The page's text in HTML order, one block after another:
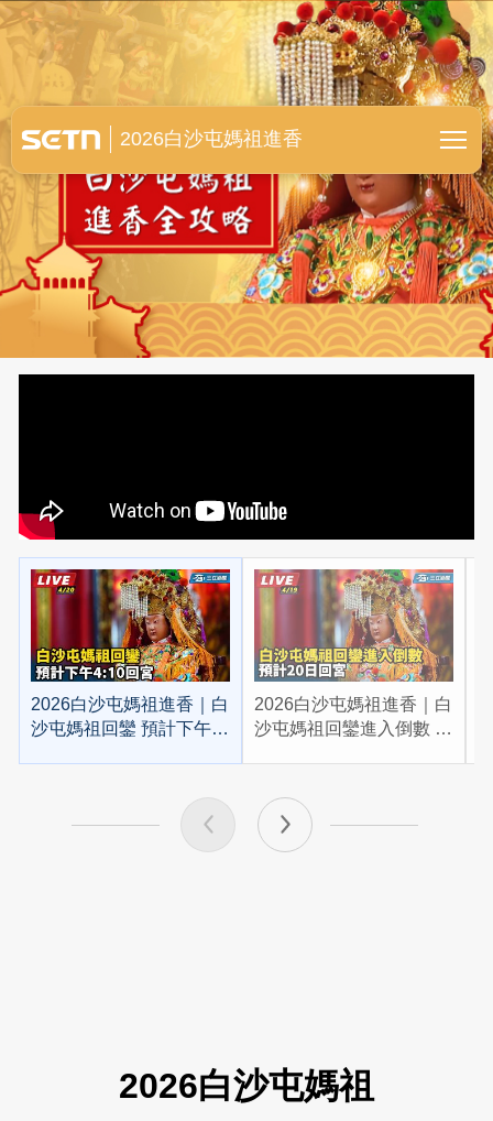
白沙屯媽祖進香全紀錄
2026白沙屯媽祖進香
2026白沙屯媽祖進香｜白
沙屯媽祖回鑾 預計下午
2026白沙屯媽祖進香｜白
沙屯媽祖回鑾進入倒數 預
2026白沙屯媽祖